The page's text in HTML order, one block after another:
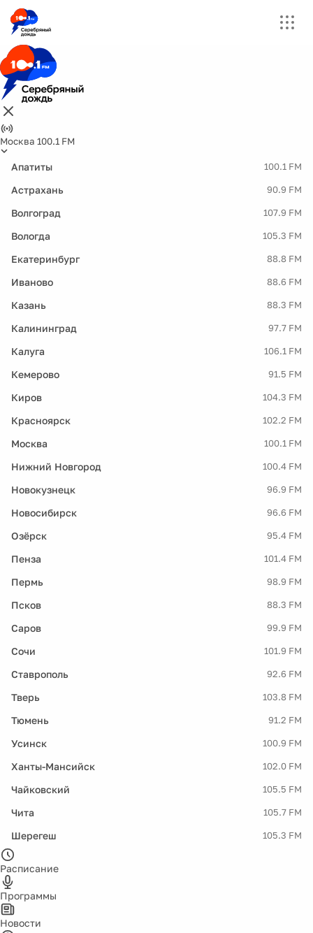
Москва 100.1 FM
Апатиты 100.1 FM
Астрахань 90.9 FM
Волгоград 107.9 FM
Вологда 105.3 FM
Екатеринбург 88.8 FM
Иваново 88.6 FM
Казань 88.3 FM
Калининград 97.7 FM
Калуга 106.1 FM
Кемерово 91.5 FM
Киров 104.3 FM
Красноярск 102.2 FM
Москва 100.1 FM
Нижний Новгород 100.4 FM
Новокузнецк 96.9 FM
Новосибирск 96.6 FM
Озёрск 95.4 FM
Пенза 101.4 FM
Пермь 98.9 FM
Псков 88.3 FM
Саров 99.9 FM
Сочи 101.9 FM
Ставрополь 92.6 FM
Тверь 103.8 FM
Тюмень 91.2 FM
Усинск 100.9 FM
Ханты-Мансийск 102.0 FM
Чайковский 105.5 FM
Чита 105.7 FM
Шерегеш 105.3 FM
Расписание
Программы
Новости